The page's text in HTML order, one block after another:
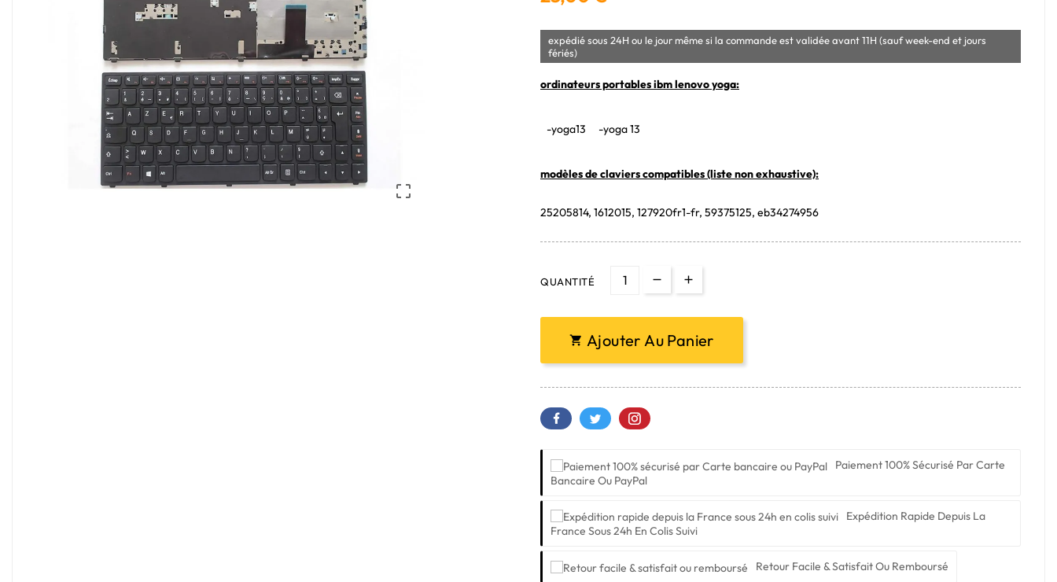

expédié sous 24H ou le jour même si la commande est validée avant 11H (sauf week-end et jours
fériés)
ordinateurs portables ibm lenovo yoga:
-yoga13 -yoga 13
modèles de claviers compatibles (liste non exhaustive):
25205814, 1612015, 127920fr1-fr, 59375125, eb34274956
QUANTITÉ
 Ajouter Au Panier
Paiement 100% Sécurisé Par Carte
Bancaire Ou PayPal
Expédition Rapide Depuis La
France Sous 24h En Colis Suivi
Retour Facile & Satisfait Ou Remboursé